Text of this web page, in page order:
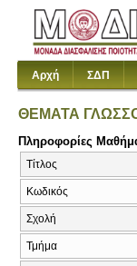
Αρχή ΣΔΠ
ΘΕΜΑΤΑ
Πληροφορίες
Τίτλος
Κωδικός
Σχολή
Τμήμα